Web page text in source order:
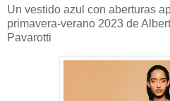
Un vestido azul con aberturas
primavera-verano 2023 de
Pavarotti